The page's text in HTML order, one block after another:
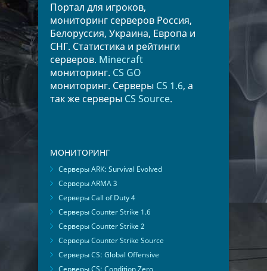
Портал для игроков,
мониторинг серверов Россия,
Белоруссия, Украина, Европа и
СНГ. Статистика и рейтинги
серверов. Minecraft
мониторинг. CS GO
мониторинг. Серверы CS 1.6, а
так же серверы CS Source.
МОНИТОРИНГ
Серверы ARK: Survival Evolved
Серверы ARMA 3
Серверы Call of Duty 4
Серверы Counter Strike 1.6
Серверы Counter Strike 2
Серверы Counter Strike Source
Серверы CS: Global Offensive